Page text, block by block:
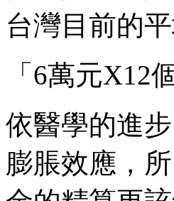
台灣目前的
「6萬元X12
依醫學的進
膨脹效應，